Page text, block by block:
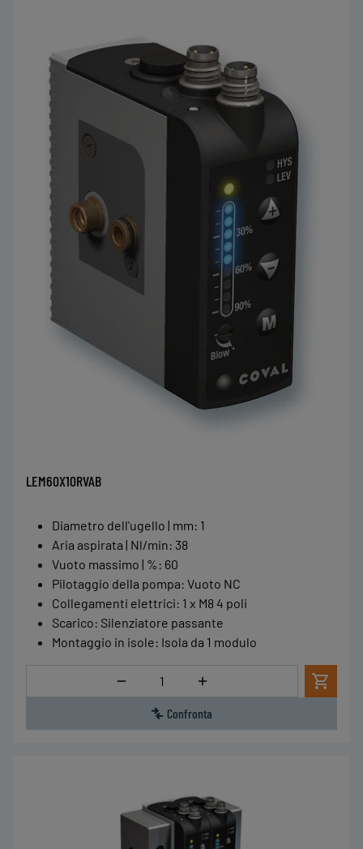
LEM60X10RVAB
Diametro dell'ugello | mm: 1
Aria aspirata | Nl/min: 38
Vuoto massimo | % : 60
Pilotaggio della pompa: Vuoto NC
Collegamenti elettrici: 1 x M8 4 poli
Scarico: Silenziatore passante
Montaggio in isole: Isola da 1 modulo
Quantità
Confronta